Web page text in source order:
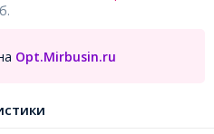
Opt.Mirbusin.ru